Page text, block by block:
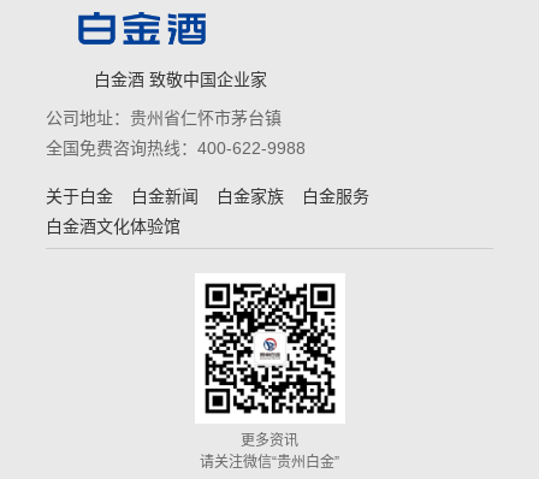
白金酒 致敬中国企业家
公司地址：贵州省仁怀市茅台镇
全国免费咨询热线：400-622-9988
关于白金 白金新闻 白金家族
白金服务
白金酒文化体验馆
更多资讯
请关注微信“贵州白金”